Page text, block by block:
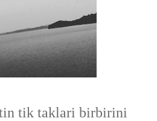
tik taklari birbirini